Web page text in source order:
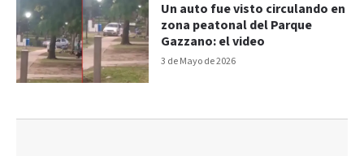
3 de Mayo de 2026
Un auto fue visto circulando en
zona peatonal del Parque
Gazzano: el video